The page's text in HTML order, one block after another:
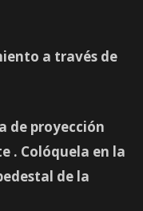
a través de
de proyección
. Colóquela en la
de la